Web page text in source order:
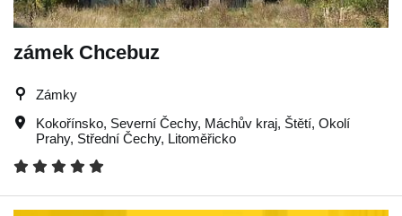
zámek Chcebuz
Zámky
Kokořínsko, Severní Čechy, Máchův kraj, Štětí, Okolí
Prahy, Střední Čechy, Litoměřicko